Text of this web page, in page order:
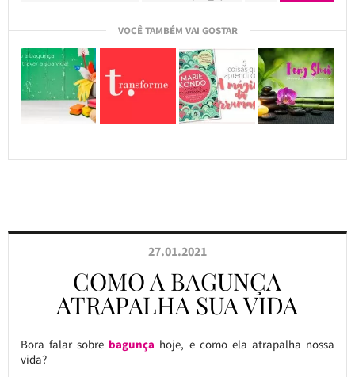
VOCÊ TAMBÉM VAI GOSTAR
27.01.2021
COMO A BAGUNÇA
ATRAPALHA SUA VIDA
Bora falar sobre bagunça hoje, e como ela atrapalha nossa
vida?